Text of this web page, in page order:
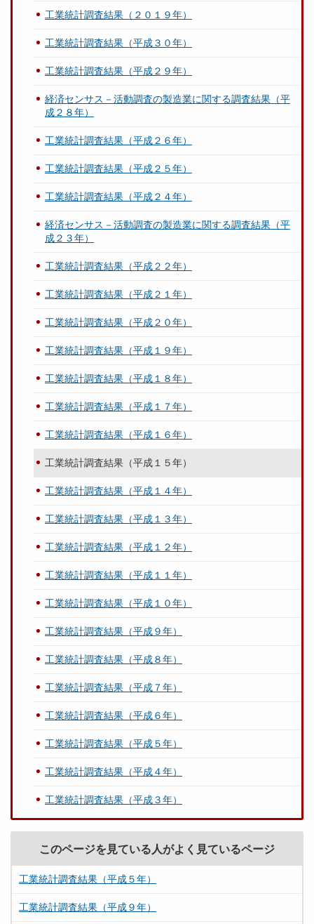
工業統計調査結果（２０１９年）
工業統計調査結果（平成３０年）
工業統計調査結果（平成２９年）
経済センサス－活動調査の製造業に関する調査結果（平
成２８年）
工業統計調査結果（平成２６年）
工業統計調査結果（平成２５年）
工業統計調査結果（平成２４年）
経済センサス－活動調査の製造業に関する調査結果（平
成２３年）
工業統計調査結果（平成２２年）
工業統計調査結果（平成２１年）
工業統計調査結果（平成２０年）
工業統計調査結果（平成１９年）
工業統計調査結果（平成１８年）
工業統計調査結果（平成１７年）
工業統計調査結果（平成１６年）
工業統計調査結果（平成１５年）
工業統計調査結果（平成１４年）
工業統計調査結果（平成１３年）
工業統計調査結果（平成１２年）
工業統計調査結果（平成１１年）
工業統計調査結果（平成１０年）
工業統計調査結果（平成９年）
工業統計調査結果（平成８年）
工業統計調査結果（平成７年）
工業統計調査結果（平成６年）
工業統計調査結果（平成５年）
工業統計調査結果（平成４年）
工業統計調査結果（平成３年）
このページを見ている人がよく見ているページ
工業統計調査結果（平成５年）
工業統計調査結果（平成９年）